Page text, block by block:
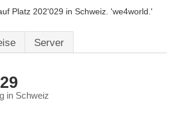
Platz 202'029 in Schweiz. 'we4world.'
Server
in Schweiz